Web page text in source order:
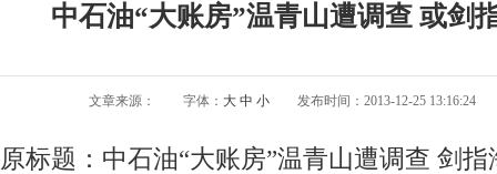
中石油“大账房”温青山遭调查 或剑
文章来源： 字体： 大 中 小 发布时间：2013-12-25 13:16:24
原标题：中石油“大账房”温青山遭调查 剑